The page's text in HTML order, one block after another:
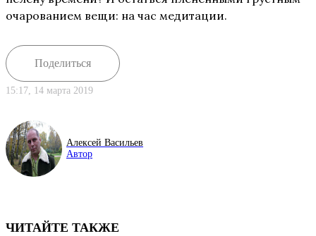
очарованием вещи: на час медитации.
Поделиться
15:17, 14 марта 2019
Алексей Васильев
Автор
ЧИТАЙТЕ ТАКЖЕ